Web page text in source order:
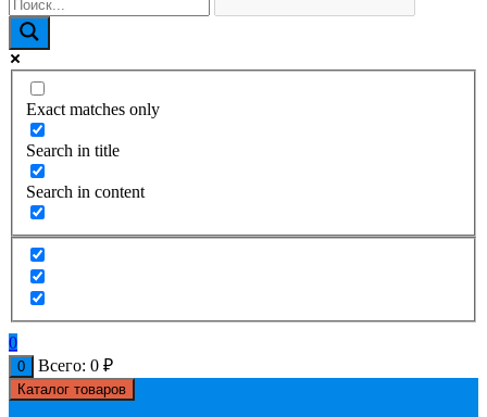
Exact matches only
Search in title
Search in content
0
0 Всего: 0 ₽
Каталог товаров